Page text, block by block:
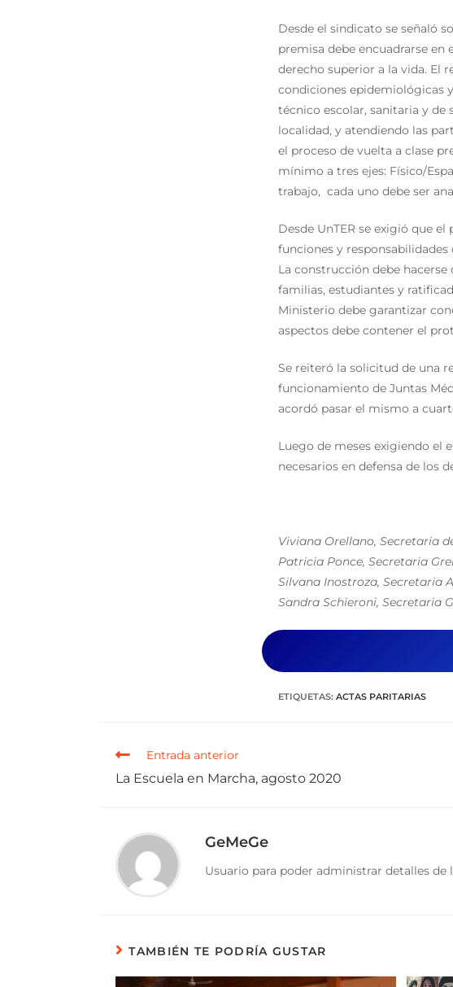
Desde el sindicato se señaló
premisa debe encuadrarse
derecho superior a la vida. El
condiciones epidemiológicas
técnico escolar, sanitaria y
localidad, y atendiendo las
el proceso de vuelta a clase
mínimo a tres ejes: Físico/
trabajo, cada uno debe ser
Desde UnTER se exigió que
funciones y
La construcción debe
familias, estudiantes y
Ministerio debe garantizar
aspectos debe contener el
Se reiteró la solicitud de una
funcionamiento de Juntas
acordó pasar el mismo a
Luego de meses exigiendo el
necesarios en defensa de los
Viviana Orellano, Secretaria
Patricia Ponce, Secretaria
Silvana Inostroza, Secretaria
Sandra Schieroni, Secretaria
ETIQUETAS: ACTAS PARITARIAS
Entrada anterior
La Escuela en Marcha, agosto 2020
GeMeGe
Usuario para poder administrar detalles
TAMBIÉN TE PODRÍA GUSTAR